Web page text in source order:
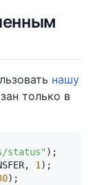
нашу
только в
status"
1